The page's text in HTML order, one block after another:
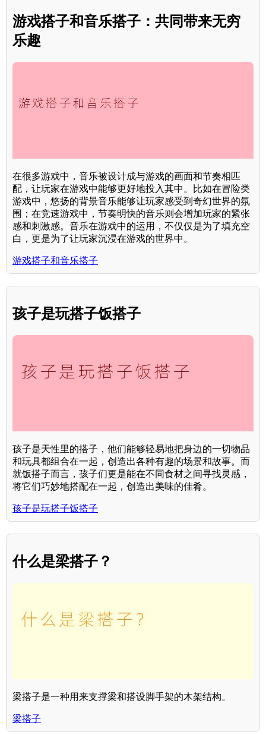
游戏搭子和音乐搭子：共同带来无穷
乐趣
在很多游戏中，音乐被设计成与游戏的画面和节奏相匹
配，让玩家在游戏中能够更好地投入其中。比如在冒险类
游戏中，悠扬的背景音乐能够让玩家感受到奇幻世界的氛
围；在竞速游戏中，节奏明快的音乐则会增加玩家的紧张
感和刺激感。音乐在游戏中的运用，不仅仅是为了填充空
白，更是为了让玩家沉浸在游戏的世界中。
游戏搭子和音乐搭子
孩子是玩搭子饭搭子
孩子是天性里的搭子，他们能够轻易地把身边的一切物品
和玩具都组合在一起，创造出各种有趣的场景和故事。而
就饭搭子而言，孩子们更是能在不同食材之间寻找灵感，
将它们巧妙地搭配在一起，创造出美味的佳肴。
孩子是玩搭子饭搭子
什么是梁搭子？
梁搭子是一种用来支撑梁和搭设脚手架的木架结构。
梁搭子